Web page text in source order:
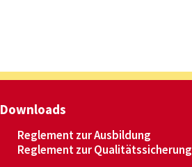
Downloads
Reglement zur Ausbildung
Reglement zur Qualitätssicherung